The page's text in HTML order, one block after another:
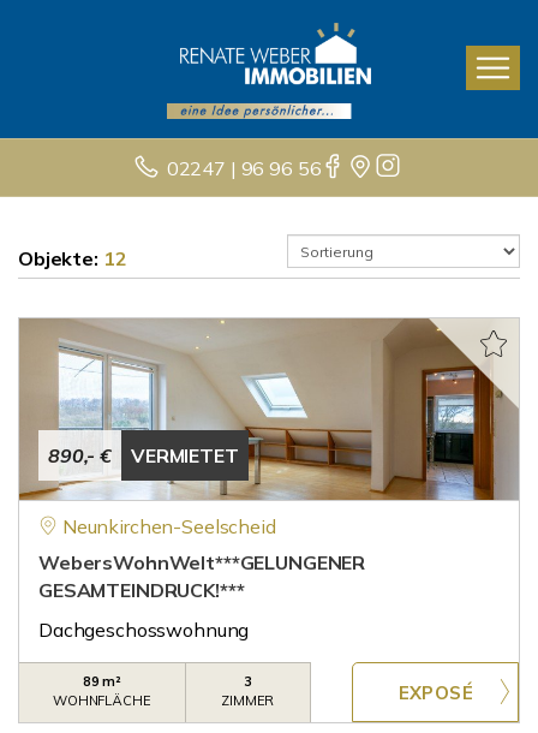
02247 | 96 96 56
Objekte: 12
890,- € VERMIETET
Neunkirchen-Seelscheid
WebersWohnWelt***GELUNGENER
GESAMTEINDRUCK!***
Dachgeschosswohnung
89 m²
WOHNFLÄCHE
3
ZIMMER